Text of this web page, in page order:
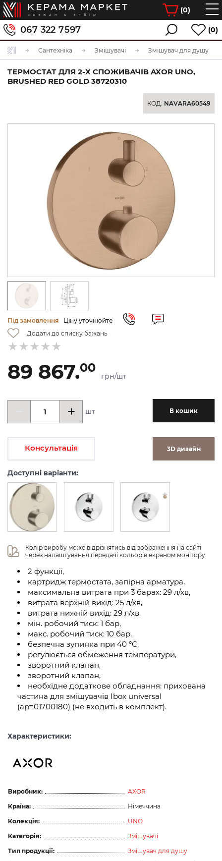
(0)
067 322 7597 (0)
Сантехніка Змішувачі Змішувач для душу
ТЕРМОСТАТ ДЛЯ 2-Х СПОЖИВАЧІВ AXOR UNO,
BRUSHED RED GOLD 38720310
КОД: NAVARA60549
Під замовлення
Ціну уточнюйте
Додати до списку бажань
89 867.00
грн/шт
шт В кошик
Консультація 3D дизайн
Доступні варіанти:
Колір виробу може відрізнятись від зображення на сайті
через налаштування передачі кольорів екраном монітору.
2 функції,
картридж термостата, запірна арматура,
максимальна витрата при 3 барах: 29 л/хв,
витрата верхній вихід: 25 л/хв,
витрата нижній вихід: 29 л/хв,
мін. робочий тиск: 1 бар,
макс. робочий тиск: 10 бар,
безпечна зупинка при 40 °C,
регулюється обмеження температури,
зворотний клапан,
зворотний клапан,
необхідне додаткове обладнання: прихована
частина для змішувачів Ibox universal
(арт.01700180) (не входить в комплект).
Характеристики:
Виробник:
AXOR
Країна:
Німеччина
Колекція:
UNO
Категорія:
Змішувачі
Тип продукції:
Змішувач для душу